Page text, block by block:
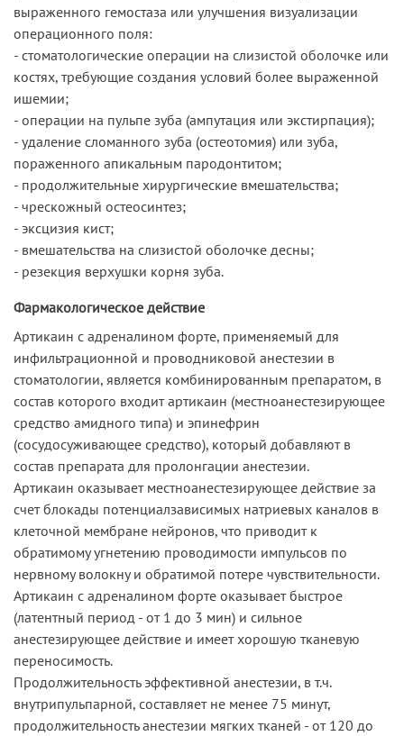
выраженного гемостаза или улучшения визуализации
операционного поля:
- стоматологические операции на слизистой оболочке или
костях, требующие создания условий более выраженной
ишемии;
- операции на пульпе зуба (ампутация или экстирпация);
- удаление сломанного зуба (остеотомия) или зуба,
пораженного апикальным пародонтитом;
- продолжительные хирургические вмешательства;
- чрескожный остеосинтез;
- эксцизия кист;
- вмешательства на слизистой оболочке десны;
- резекция верхушки корня зуба.
Фармакологическое действие
Артикаин с адреналином форте, применяемый для
инфильтрационной и проводниковой анестезии в
стоматологии, является комбинированным препаратом, в
состав которого входит артикаин (местноанестезирующее
средство амидного типа) и эпинефрин
(сосудосуживающее средство), который добавляют в
состав препарата для пролонгации анестезии.
Артикаин оказывает местноанестезирующее действие за
счет блокады потенциалзависимых натриевых каналов в
клеточной мембране нейронов, что приводит к
обратимому угнетению проводимости импульсов по
нервному волокну и обратимой потере чувствительности.
Артикаин с адреналином форте оказывает быстрое
(латентный период - от 1 до 3 мин) и сильное
анестезирующее действие и имеет хорошую тканевую
переносимость.
Продолжительность эффективной анестезии, в т.ч.
внутрипульпарной, составляет не менее 75 минут,
продолжительность анестезии мягких тканей - от 120 до